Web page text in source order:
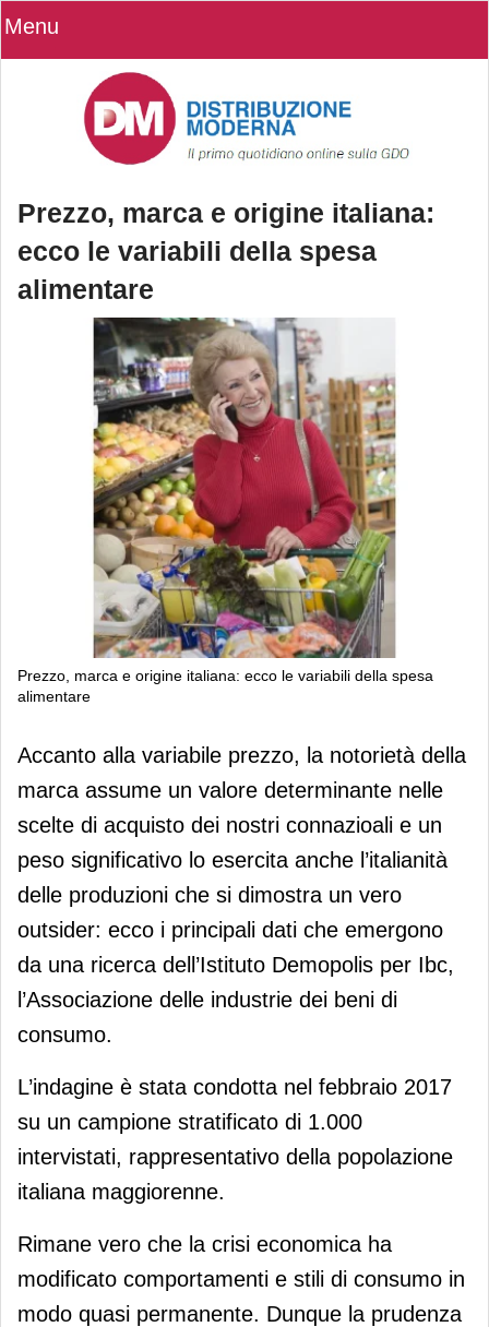
Menu
Prezzo, marca e origine italiana:
ecco le variabili della spesa
alimentare
Prezzo, marca e origine italiana: ecco le variabili della spesa
alimentare
Prezzo, marca e origine italiana: ecco
le variabili della spesa alimentare
Accanto alla variabile prezzo, la notorietà della
marca assume un valore determinante nelle
scelte di acquisto dei nostri connazioali e un
peso significativo lo esercita anche l’italianità
delle produzioni che si dimostra un vero
outsider: ecco i principali dati che emergono
da una ricerca dell’Istituto Demopolis per Ibc,
l’Associazione delle industrie dei beni di
consumo.
L’indagine è stata condotta nel febbraio 2017
su un campione stratificato di 1.000
intervistati, rappresentativo della popolazione
italiana maggiorenne.
Rimane vero che la crisi economica ha
modificato comportamenti e stili di consumo in
modo quasi permanente. Dunque la prudenza